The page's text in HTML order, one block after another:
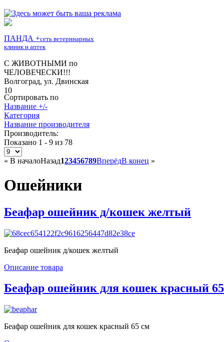
Сортировать по
Название +/-
Категория
Название производителя
Производитель:
Показано 1 - 9 из 78
« В началоНазад123456789ВперёдВ конец »
Ошейники
Беафар ошейник д/кошек желтый
Беафар ошейник д/кошек желтый
Описание товара
Беафар ошейник для кошек красный
Беафар ошейник для кошек красный 65 см